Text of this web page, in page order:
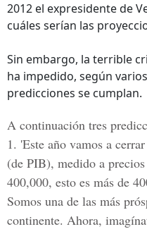
2012 el expresidente de
cuáles serían las
Sin embargo, la terrible
ha impedido, según
predicciones se cumplan.
A continuación tres
1. 'Este año vamos a
(de PIB), medido a
400,000, esto es más de
Somos una de las más
continente. Ahora,